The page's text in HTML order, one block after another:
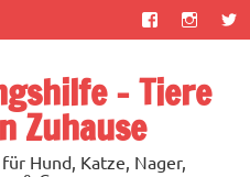
– Tiere
Zuhause
Hund, Katze, Nager,